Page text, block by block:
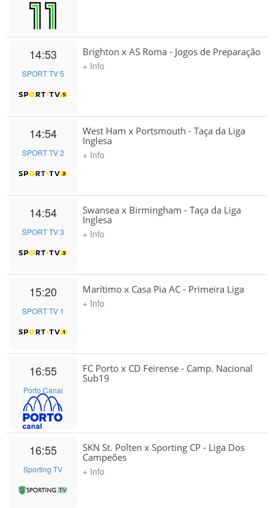
14:53
SPORT TV 5
Brighton x AS Roma - Jogos de Preparação
+ Info
14:54
SPORT TV 2
West Ham x Portsmouth - Taça da Liga
Inglesa
+ Info
14:54
SPORT TV 3
Swansea x Birmingham - Taça da Liga
Inglesa
+ Info
15:20
SPORT TV 1
Marítimo x Casa Pia AC - Primeira Liga
+ Info
16:55
Porto Canal
FC Porto x CD Feirense - Camp. Nacional
Sub19
16:55
Sporting TV
SKN St. Polten x Sporting CP - Liga Dos
Campeões
+ Info